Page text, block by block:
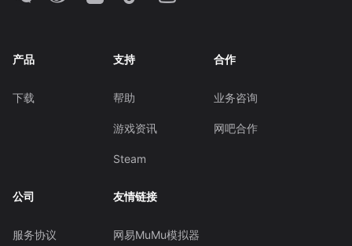
产品
下载
支持
帮助
游戏资讯
Steam
合作
业务咨询
网吧合作
公司
服务协议
友情链接
网易MuMu模拟器